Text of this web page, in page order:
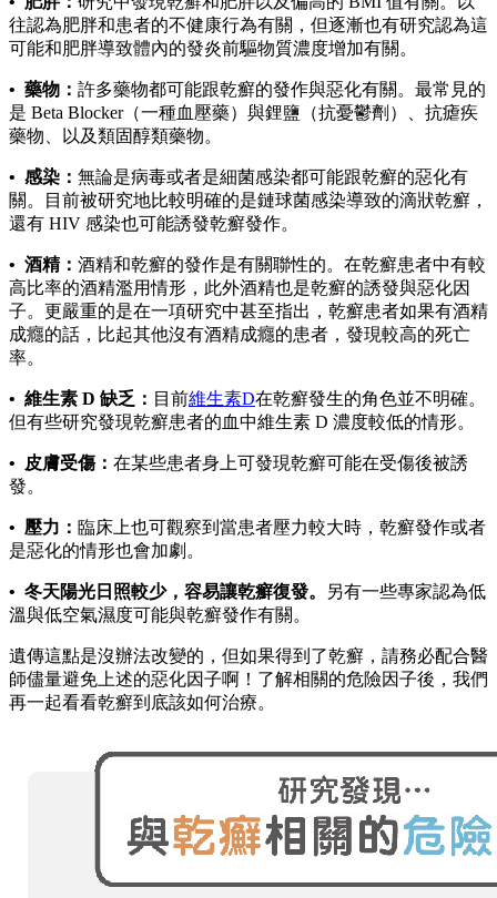
往認為肥胖和患者的不健康行為有關，但逐漸也有研究認為這
可能和肥胖導致體內的發炎前驅物質濃度增加有關。
• 藥物： 許多藥物都可能跟乾癬的發作與惡化有關。最常見的
是 Beta Blocker（一種血壓藥）與鋰鹽（抗憂鬱劑）、抗瘧疾
藥物、以及類固醇類藥物。
• 感染： 無論是病毒或者是細菌感染都可能跟乾癬的惡化有
關。目前被研究地比較明確的是鏈球菌感染導致的滴狀乾癬，
還有 HIV 感染也可能誘發乾癬發作。
• 酒精： 酒精和乾癬的發作是有關聯性的。在乾癬患者中有較
高比率的酒精濫用情形，此外酒精也是乾癬的誘發與惡化因
子。更嚴重的是在一項研究中甚至指出，乾癬患者如果有酒精
成癮的話，比起其他沒有酒精成癮的患者，發現較高的死亡
率。
• 維生素 D 缺乏： 目前維生素D在乾癬發生的角色並不明確。
但有些研究發現乾癬患者的血中維生素 D 濃度較低的情形。
• 皮膚受傷： 在某些患者身上可發現乾癬可能在受傷後被誘
發。
• 壓力： 臨床上也可觀察到當患者壓力較大時，乾癬發作或者
是惡化的情形也會加劇。
• 冬天陽光日照較少，容易讓乾癬復發。
另有一些專家認為低
溫與低空氣濕度可能與乾癬發作有關。
遺傳這點是沒辦法改變的，但如果得到了乾癬，請務必配合醫
師儘量避免上述的惡化因子啊！了解相關的危險因子後，我們
再一起看看乾癬到底該如何治療。